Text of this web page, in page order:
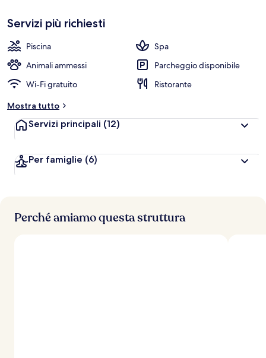
popolare
a
u
z
a
Servizi più richiesti
Piscina
Spa
Animali ammessi
Parcheggio disponibile
Wi-Fi gratuito
Ristorante
Mostra tutto
Servizi principali (12)
Per famiglie (6)
Perché amiamo questa struttura